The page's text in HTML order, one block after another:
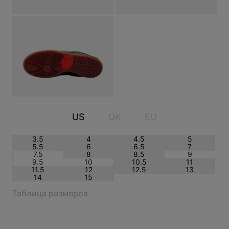
US
3.5 4 4.5
5
5.5
6 6.5
7
7.5
8 8.5
9
9.5
10 10.5
11
11.5
12 12.5
13
14
15
Таблица размеров